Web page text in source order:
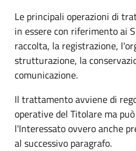
Le principali operazioni di
in essere con riferimento ai
raccolta, la registrazione,
strutturazione, la
comunicazione.
Il trattamento avviene di
operative del Titolare ma
l'Interessato ovvero anche
al successivo paragrafo.